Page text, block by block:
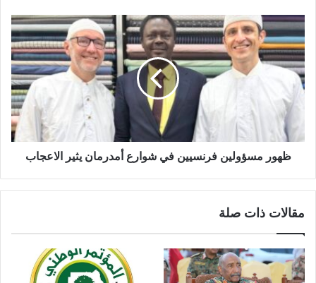
ظهور
مسؤولين
فرنسيين
في
شوارع
أمدرمان
الاعجاب
ظهور مسؤولين فرنسيين في شوارع أمدرمان يثير الاعجاب
مقالات ذات صلة